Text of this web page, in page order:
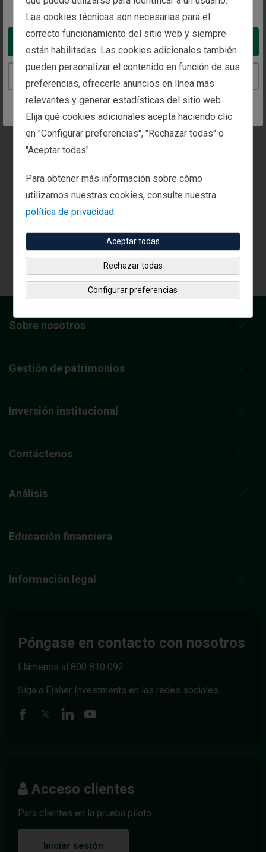
You appear to be in the United States
Take me to the United States website
Continue to the Spain website
Teléfono:
+353 (0) 1 487 6510
Fax:
+353 (0) 1 791 9706
Solicite una reunión con nosotros en esta
oficina.
Llámenos o completenuestro formulario de
contactopara concertar una reunión.
Sobre nosotros
Gestión de patrimonios
Inversión institucional
Contáctenos
Análisis
Educación financiera
Información legal
Póngase en contacto con nosotros
Llámenos al 800 810 092.
Siga a Fisher Investments en las redes sociales.
Acceso clientes
Para clientes en la prueba piloto.
Iniciar sesión
Las cookies técnicas son necesarias para el
correcto funcionamiento del sitio web y siempre
están habilitadas. Las cookies adicionales también
pueden personalizar el contenido en función de sus
preferencias, ofrecerle anuncios en línea más
relevantes y generar estadísticas del sitio web.
Elija qué cookies adicionales acepta haciendo clic
en "Configurar preferencias", "Rechazar todas" o
"Aceptar todas".
Para obtener más información sobre cómo
utilizamos nuestras cookies, consulte nuestra
política de privacidad.
Aceptar todas
Rechazar todas
Configurar preferencias